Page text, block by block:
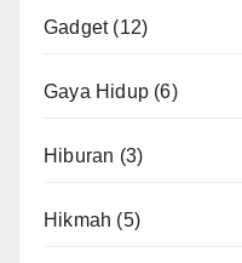
Gadget(12)
Gaya Hidup (6)
Hiburan (3)
Hikmah (5)